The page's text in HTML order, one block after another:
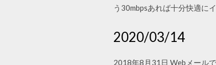
う30mbpsあれば十分快適に
2020/03/14
2018年8月31日 Webメール